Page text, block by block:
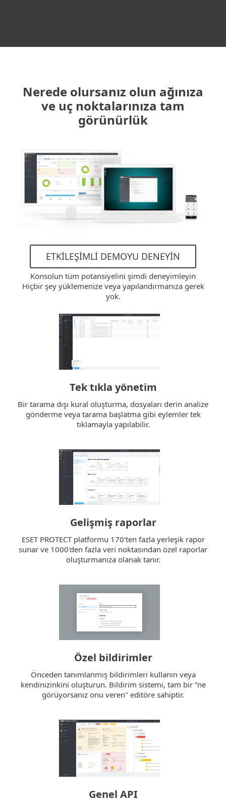
Nerede olursanız olun ağınıza
ve uç noktalarınıza tam
görünürlük
ETKILEŞIMLI DEMOYU DENEYIN
Konsolun tüm potansiyelini şimdi deneyimleyin
Hiçbir şey yüklemenize veya yapılandırmanıza gerek
yok.
Tek tıkla yönetim
Bir tarama dışı kural oluşturma, dosyaları derin analize
gönderme veya tarama başlatma gibi eylemler tek
tıklamayla yapılabilir.
Gelişmiş raporlar
ESET PROTECT platformu 170'ten fazla yerleşik rapor
sunar ve 1000'den fazla veri noktasından özel raporlar
oluşturmanıza olanak tanır.
Özel bildirimler
Önceden tanımlanmış bildirimleri kullanın veya
kendinizinkini oluşturun. Bildirim sistemi, tam bir ”ne
görüyorsanız onu veren" editöre sahiptir.
Genel API